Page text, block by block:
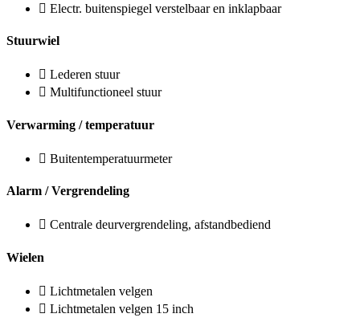
Electr. buitenspiegel verstelbaar en inklapbaar
Stuurwiel
Lederen stuur
Multifunctioneel stuur
Verwarming / temperatuur
Buitentemperatuurmeter
Alarm / Vergrendeling
Centrale deurvergrendeling, afstandbediend
Wielen
Lichtmetalen velgen
Lichtmetalen velgen 15 inch